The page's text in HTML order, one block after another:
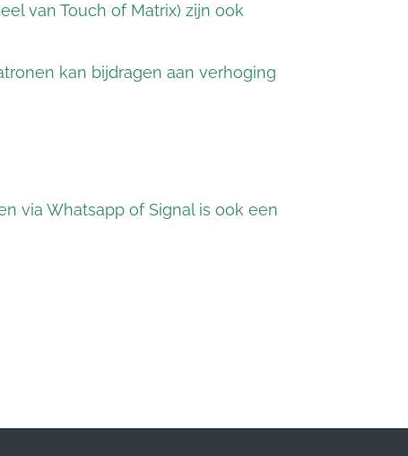
van Touch of Matrix) zijn ook
kan bijdragen aan verhoging
via Whatsapp of Signal is ook een